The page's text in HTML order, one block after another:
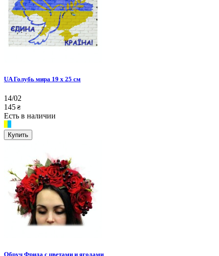
UA Голубь мира 19 х 25 см
14/02
145 ₴
Есть в наличии
Купить
Обруч Фрида с цветами и ягодами